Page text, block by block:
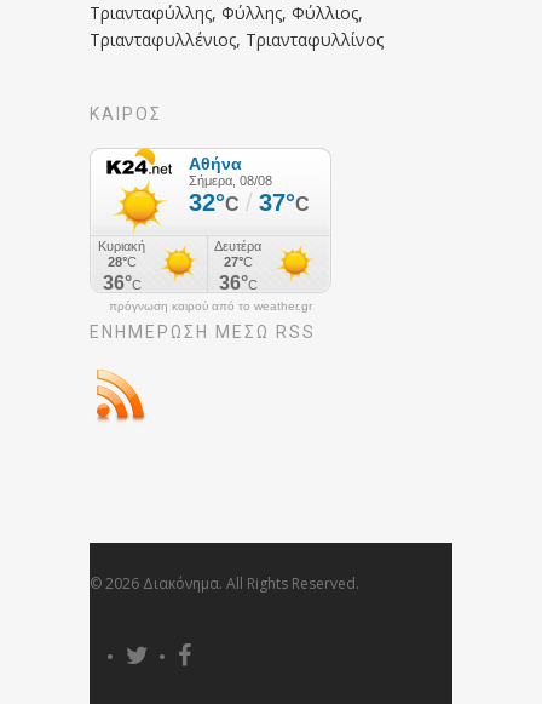
Τριανταφύλλης, Φύλλης, Φύλλιος,
Τριανταφυλλένιος, Τριανταφυλλίνος
ΚΑΙΡΟΣ
πρόγνωση καιρού από το weather.gr
ΕΝΗΜΈΡΩΣΉ ΜΕΣΩ RSS
© 2026 Διακόνημα. All Rights Reserved.